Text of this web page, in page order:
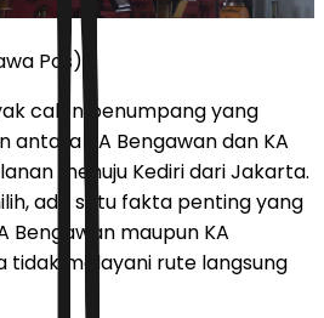
Pos)
calon penumpang yang
KA Bengawan dan KA
menuju Kediri dari Jakarta.
ada satu fakta penting yang
Bengawan maupun KA
tidak melayani rute langsung